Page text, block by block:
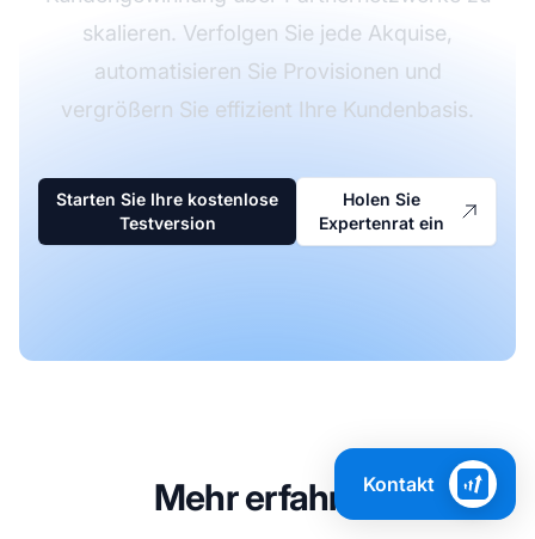
skalieren. Verfolgen Sie jede Akquise,
automatisieren Sie Provisionen und
vergrößern Sie effizient Ihre Kundenbasis.
Starten Sie Ihre kostenlose
Testversion
Holen Sie
Expertenrat ein
Mehr erfahrenKontakt